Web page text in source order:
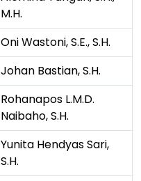
M.H.
Oni Wastoni, S.E., S.H.
Johan Bastian, S.H.
Rohanapos L.M.D.
Naibaho, S.H.
Yunita Hendyas Sari,
S.H.